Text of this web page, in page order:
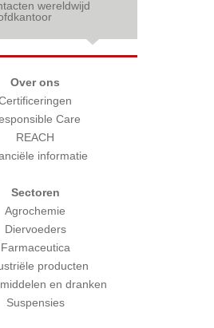
wereldwijd
Over ons
Care
REACH
informatie
Sectoren
Agrochemie
Diervoeders
Farmaceutica
producten
en dranken
Suspensies